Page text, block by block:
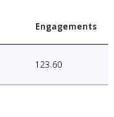
Engagements
123.60